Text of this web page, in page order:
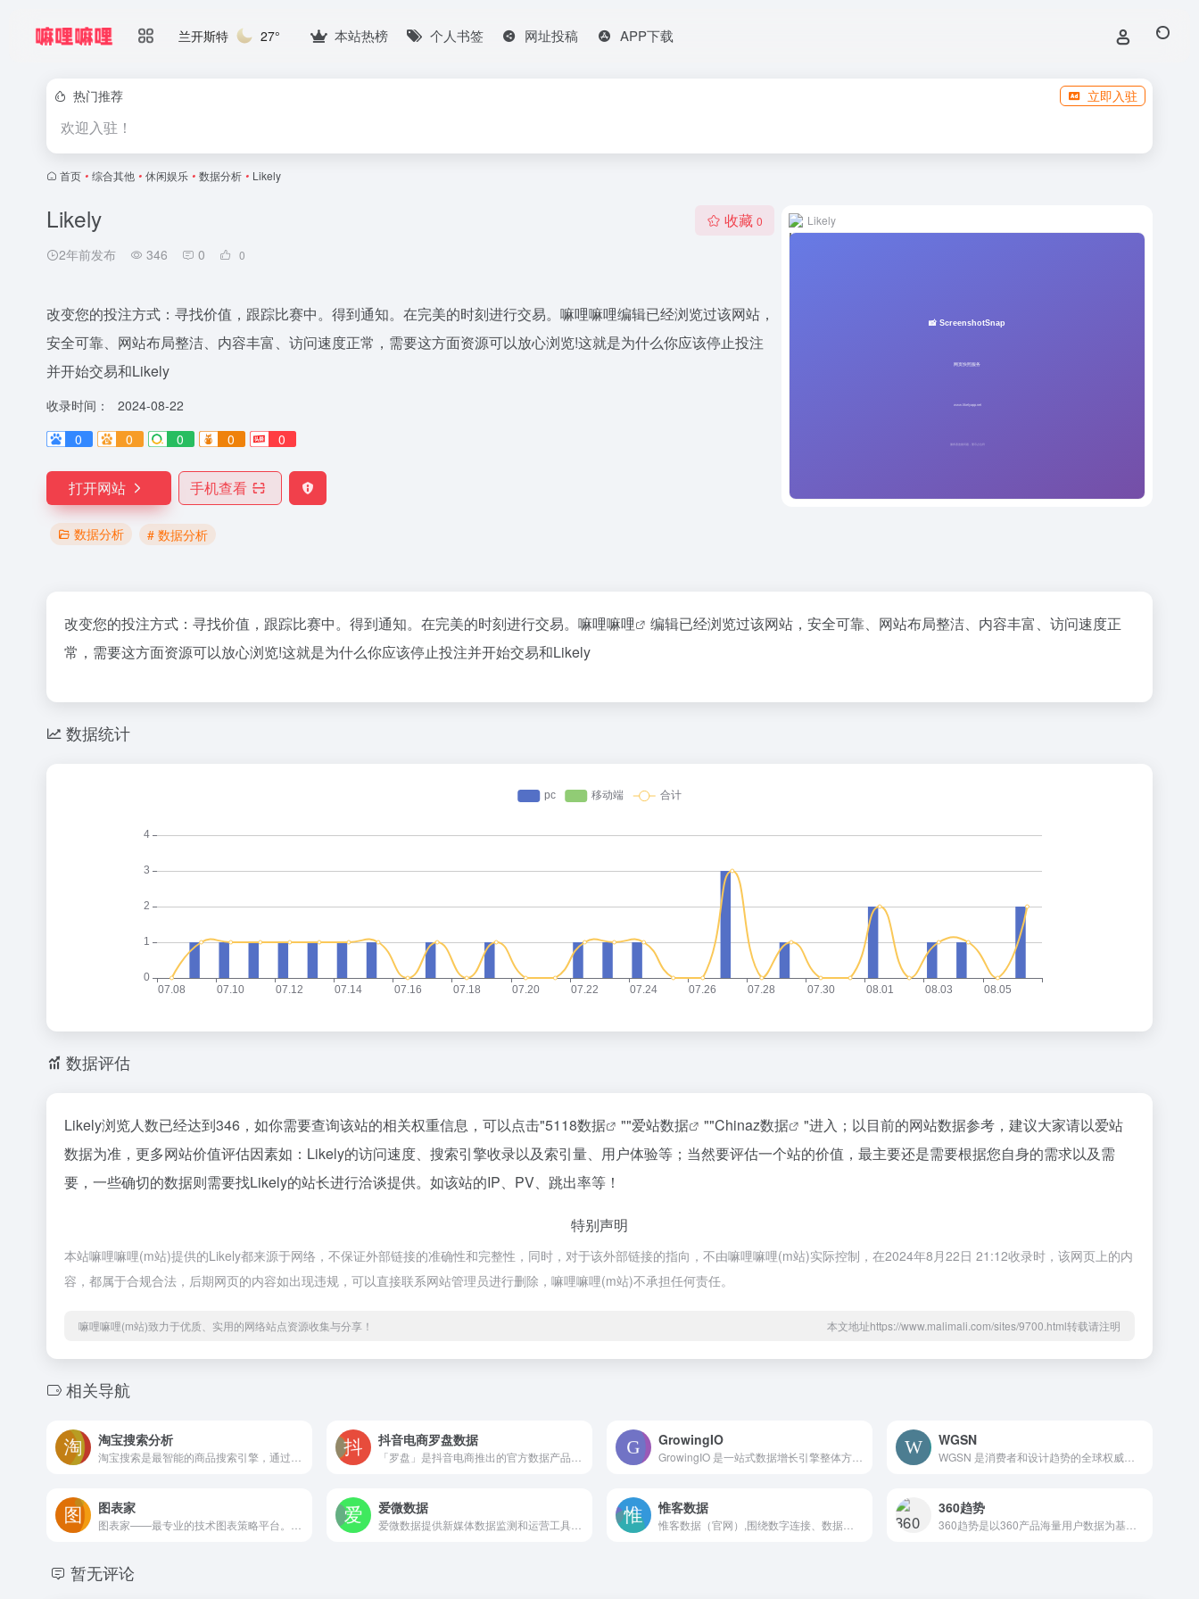
兰开斯特 27° 本站热榜 个人书签 网址投稿 APP下载
热门推荐 立即入驻
欢迎入驻！
首页 • 综合其他 • 休闲娱乐 • 数据分析 • Likely
Likely
2年前发布 346 0 0
收藏 0
改变您的投注方式：寻找价值，跟踪比赛中。得到通知。在完美的时刻进行交易。嘛哩嘛哩编辑已经浏览过该网站，
安全可靠、网站布局整洁、内容丰富、访问速度正常，需要这方面资源可以放心浏览!这就是为什么你应该停止投注
并开始交易和Likely
收录时间：
2024-08-22
0
0 0 0 0
打开网站 手机查看
数据分析 # 数据分析
Likely
改变您的投注方式：寻找价值，跟踪比赛中。得到通知。在完美的时刻进行交易。 嘛哩嘛哩
编辑已经浏览过该网站，安全可靠、网站布局整洁、内容丰富、访问速度正
常，需要这方面资源可以放心浏览!这就是为什么你应该停止投注并开始交易和Likely
数据统计
数据评估
Likely浏览人数已经达到346，如你需要查询该站的相关权重信息，可以点击"5118数据 ""爱站数据 ""Chinaz数据
"进入；以目前的网站数据参考，建议大家请以爱站
数据为准，更多网站价值评估因素如：Likely的访问速度、搜索引擎收录以及索引量、用户体验等；当然要评估一个站的价值，最主要还是需要根据您自身的需求以及需
要，一些确切的数据则需要找Likely的站长进行洽谈提供。如该站的IP、PV、跳出率等！
特别声明
本站嘛哩嘛哩(m站)提供的Likely都来源于网络，不保证外部链接的准确性和完整性，同时，对于该外部链接的指向，不由嘛哩嘛哩(m站)实际控制，在2024年8月22日 21:12收录时，该网页上的内
容，都属于合规合法，后期网页的内容如出现违规，可以直接联系网站管理员进行删除，嘛哩嘛哩(m站)不承担任何责任。
嘛哩嘛哩(m站)致力于优质、实用的网络站点资源收集与分享！ 本文地址https://www.malimali.com/sites/9700.html转载请注明
相关导航
淘宝搜索分析 抖音电商罗盘数据 GrowingIO WGSN
图表家 爱微数据 惟客数据 360趋势
暂无评论